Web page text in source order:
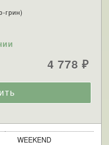
грин)
4 778 ₽
WEEKEND